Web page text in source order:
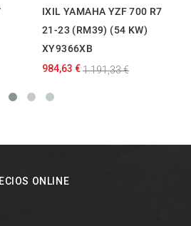
IXIL YAMAHA YZF 700 R7
21-23 (RM39) (54 KW)
XY9366XB
984,63 €1.191,33 €
ONLINE